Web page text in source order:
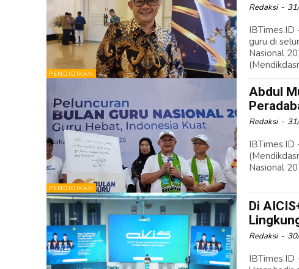
PENDIDIKAN
Redaksi -
IBTimes.ID
guru di
Nasional
PENDIDIKAN
Abdul
Redaksi -
IBTimes.ID
Nasional
Di
Redaksi -
IBTimes.ID